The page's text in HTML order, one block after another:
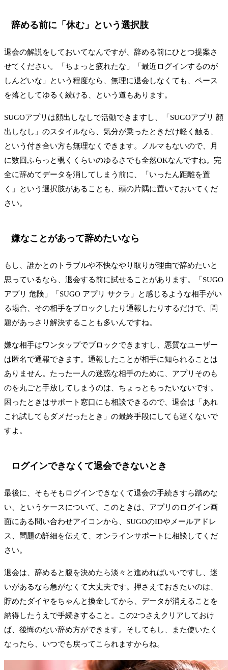
辞める前に「休む」という選択肢
退会の解説をしておいてなんですが、辞める前にひとつ提案さ
せてください。「ちょっと疲れたな」「最近ログインするのが
しんどいな」という程度なら、無理に退会しなくても、ペース
を落としてゆるく続ける、という道もあります。
SUGOアプリは顔出しなしで活動できますし、「SUGOアプリ 顔
出しなし」のスタイルなら、気分が乗ったときだけ軽く触る、
という付き合い方も無理なくできます。ノルマもないので、月
に数回ふらっと覗くくらいのゆるさでも全然OKなんですね。完
全に辞めてデータを消してしまう前に、「いったん距離を置
く」という選択肢があることも、頭の片隅に置いておいてくだ
さい。
嫌なことがあって辞めたいなら
もし、誰かとのトラブルや不快なやり取りが理由で辞めたいと
思っているなら、退会する前に試せることがあります。「SUGO
アプリ 危険」「SUGO アプリ サクラ」と感じるような相手がい
る場合、その相手をブロックしたり通報したりするだけで、問
題があっさり解決することも多いんですね。
嫌な相手はワンタップでブロックできますし、悪質なユーザー
は匿名で通報できます。通報したことが相手に知られることは
ありません。たった一人の迷惑な相手のために、アプリそのも
のを丸ごと手放してしまうのは、ちょっともったいないです。
困ったときはサポート窓口にも相談できるので、退会は「あれ
これ試してもダメだったとき」の最終手段にしても遅くないで
すよ。
ログインできなくて退会できないとき
最後に、そもそもログインできなくて退会の手続きすら踏めな
い、というケースについて。このときは、アプリのログイン画
面にある問い合わせアイコンから、SUGOのIDやメールアドレ
ス、問題の詳細を伝えて、オンラインサポートに相談してくだ
さい。
退会は、辞めると腹を決めたら淡々と進めればいいですし、迷
いがあるなら急がなくて大丈夫です。押さえておきたいのは、
貯めたダイヤをちゃんと換金してから、データが消えることを
納得したうえで手続きすること。この2つさえクリアしておけ
ば、後悔のない辞め方ができます。そしてもし、また使いたく
なったら、いつでも戻ってこられますからね。